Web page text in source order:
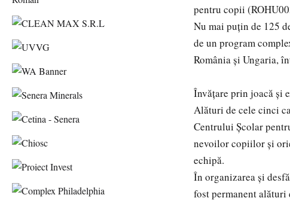
pentru copii
Nu mai puțin de 125
de un program
România și Ungaria,
Învățare prin joacă și
Alături de cele cinci
Centrului Școlar
nevoilor copiilor și
echipă.
În organizarea și
fost permanent